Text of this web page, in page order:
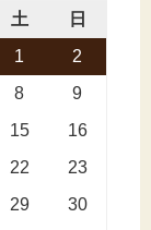
土
日
1
2
8
9
15
16
22
23
29
30